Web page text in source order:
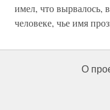
имел, что вырвалось,
человеке, чье имя
О